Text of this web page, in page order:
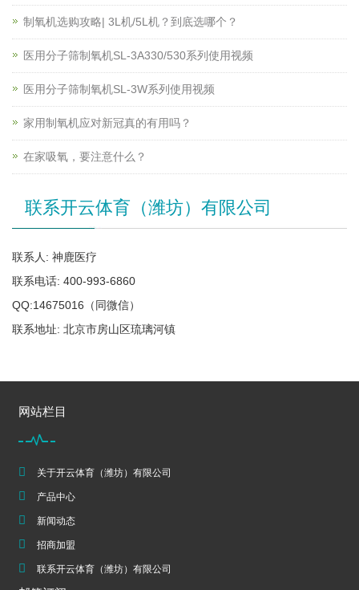
制氧机选购攻略| 3L机/5L机？到底选哪个？
医用分子筛制氧机SL-3A330/530系列使用视频
医用分子筛制氧机SL-3W系列使用视频
家用制氧机应对新冠真的有用吗？
在家吸氧，要注意什么？
联系开云体育（潍坊）有限公司
联系人: 神鹿医疗
联系电话: 400-993-6860
QQ:14675016（同微信）
联系地址: 北京市房山区琉璃河镇
网站栏目
关于开云体育（潍坊）有限公司
产品中心
新闻动态
招商加盟
联系开云体育（潍坊）有限公司